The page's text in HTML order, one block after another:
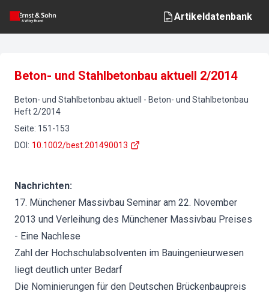
Artikeldatenbank
Beton- und Stahlbetonbau aktuell 2/2014
Beton- und Stahlbetonbau aktuell - Beton- und Stahlbetonbau
Heft 2/2014
Seite: 151-153
DOI : 10.1002/best.201490013
Nachrichten:
17. Münchener Massivbau Seminar am 22. November
2013 und Verleihung des Münchener Massivbau Preises
- Eine Nachlese
Zahl der Hochschulabsolventen im Bauingenieurwesen
liegt deutlich unter Bedarf
Die Nominierungen für den Deutschen Brückenbaupreis